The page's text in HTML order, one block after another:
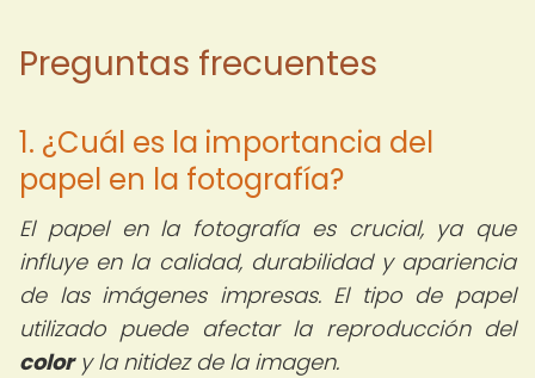
Preguntas frecuentes
1. ¿Cuál es la importancia del
papel en la fotografía?
El papel en la fotografía es crucial, ya que
influye en la calidad, durabilidad y apariencia
de las imágenes impresas. El tipo de papel
utilizado puede afectar la reproducción del
colory la nitidez de la imagen.